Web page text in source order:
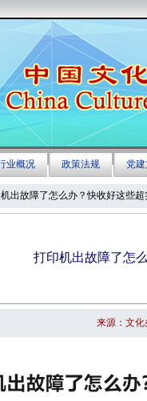
出故障了怎么办？快收好这些超
打印机出故障了怎
来源：文